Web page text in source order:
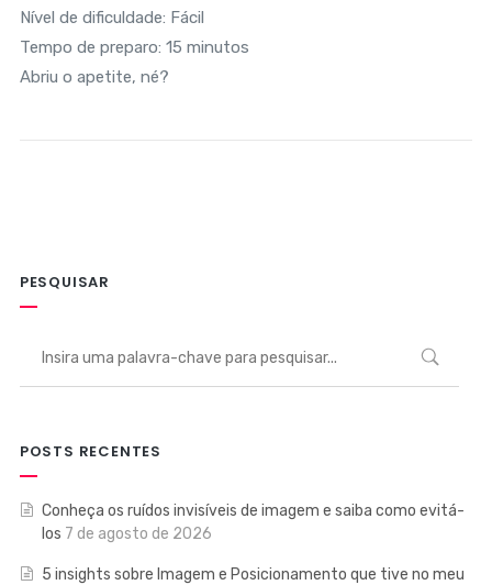
Nível de dificuldade: Fácil
Tempo de preparo: 15 minutos
Abriu o apetite, né?
PESQUISAR
POSTS RECENTES
Conheça os ruídos invisíveis de imagem e saiba como evitá-
los 7 de agosto de 2026
5 insights sobre Imagem e Posicionamento que tive no meu